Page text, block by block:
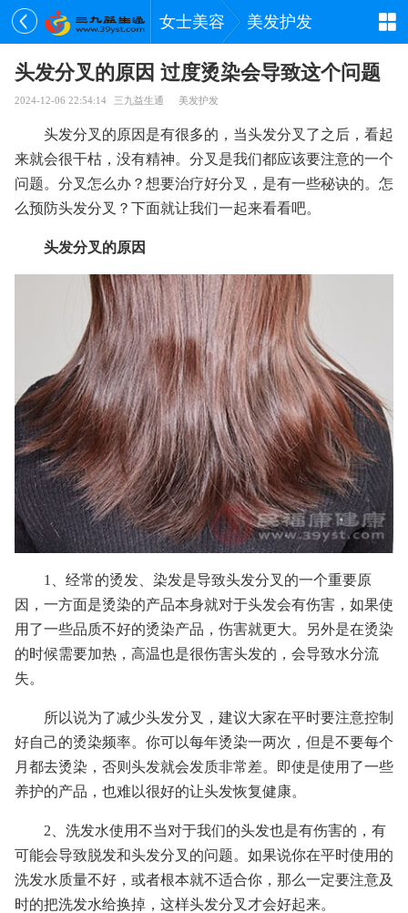
女士美容 美发护发
头发分叉的原因 过度烫染会导致这个问题
2024-12-06 22:54:14 三九益生通 美发护发
头发分叉的原因是有很多的，当头发分叉了之后，看起
来就会很干枯，没有精神。分叉是我们都应该要注意的一个
问题。分叉怎么办？想要治疗好分叉，是有一些秘诀的。怎
么预防头发分叉？下面就让我们一起来看看吧。
头发分叉的原因
1、经常的烫发、染发是导致头发分叉的一个重要原
因，一方面是烫染的产品本身就对于头发会有伤害，如果使
用了一些品质不好的烫染产品，伤害就更大。另外是在烫染
的时候需要加热，高温也是很伤害头发的，会导致水分流
失。
所以说为了减少头发分叉，建议大家在平时要注意控制
好自己的烫染频率。你可以每年烫染一两次，但是不要每个
月都去烫染，否则头发就会发质非常差。即使是使用了一些
养护的产品，也难以很好的让头发恢复健康。
2、洗发水使用不当对于我们的头发也是有伤害的，有
可能会导致脱发和头发分叉的问题。如果说你在平时使用的
洗发水质量不好，或者根本就不适合你，那么一定要注意及
时的把洗发水给换掉，这样头发分叉才会好起来。